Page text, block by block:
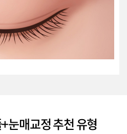
눈매교정 추천 유형